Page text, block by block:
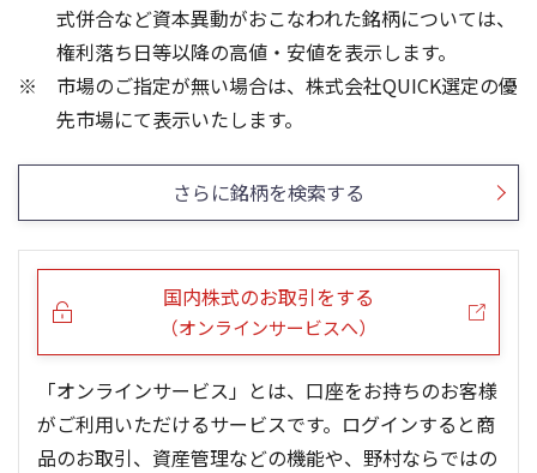
25/12
25/10
25/08
25/06
25/04 24/01
23/01
22/01
21/01
式併合など資本異動がおこなわれた銘柄については、
権利落ち日等以降の高値・安値を表示します。
市場のご指定が無い場合は、株式会社QUICK選定の優
先市場にて表示いたします。
さらに銘柄を検索する
国内株式のお取引をする
（オンラインサービスへ）
「オンラインサービス」とは、口座をお持ちのお客様
がご利用いただけるサービスです。ログインすると商
品のお取引、資産管理などの機能や、野村ならではの